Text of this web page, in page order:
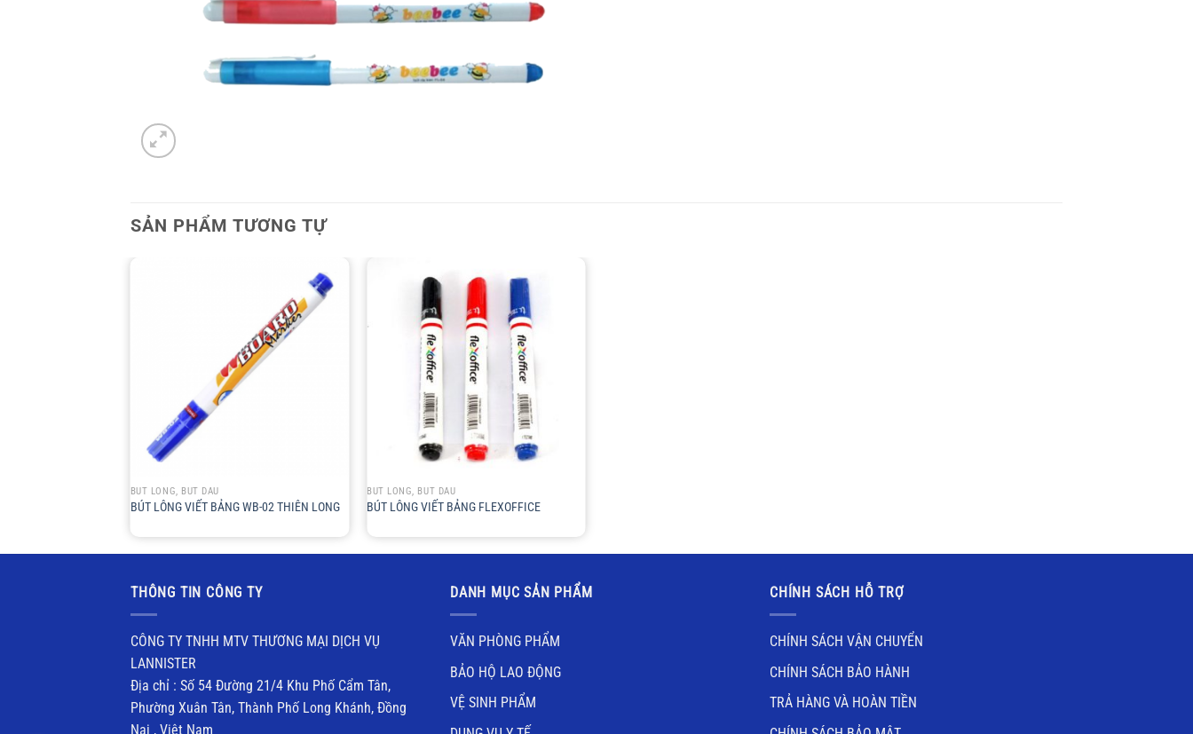
SẢN PHẨM TƯƠNG TỰ
+
BÚT LÔNG, BÚT DẦU
BÚT LÔNG VIẾT BẢNG WB-02 THIÊN LONG
BÚT LÔNG, BÚT DẦU
BÚT LÔNG VIẾT BẢNG FLEXOFFICE
THÔNG TIN CÔNG TY
CÔNG TY TNHH MTV THƯƠNG MẠI DỊCH VỤ
LANNISTER
Địa chỉ : Số 54 Đường 21/4 Khu Phố Cẩm Tân,
Phường Xuân Tân, Thành Phố Long Khánh, Đồng
Nai , Việt Nam
DANH MỤC SẢN PHẨM
VĂN PHÒNG PHẨM
BẢO HỘ LAO ĐỘNG
VỆ SINH PHẨM
CHÍNH SÁCH HỖ TRỢ
CHÍNH SÁCH VẬN CHUYỂN
CHÍNH SÁCH BẢO HÀNH
TRẢ HÀNG VÀ HOÀN TIỀN